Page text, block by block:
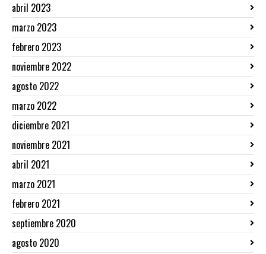
abril 2023
marzo 2023
febrero 2023
noviembre 2022
agosto 2022
marzo 2022
diciembre 2021
noviembre 2021
abril 2021
marzo 2021
febrero 2021
septiembre 2020
agosto 2020